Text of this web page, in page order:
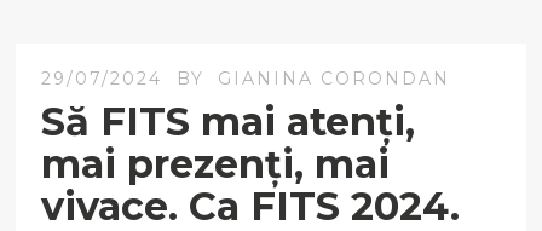
29/07/2024 BY GIANINA CORONDAN
Să FITS mai atenți,
mai prezenți, mai
vivace. Ca FITS 2024.